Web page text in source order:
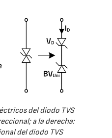
del diodo TVS
a la derecha:
del diodo TVS